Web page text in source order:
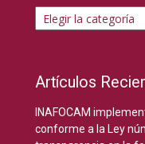
Temas
Artículos
INAFOCAM
conforme a la Ley